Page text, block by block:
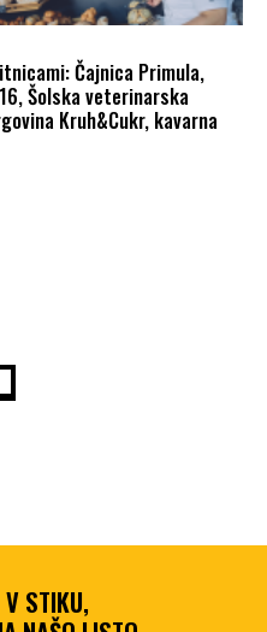
Čajnica Primula,
Šolska veterinarska
Kruh&Cukr, kavarna
V STIKU,